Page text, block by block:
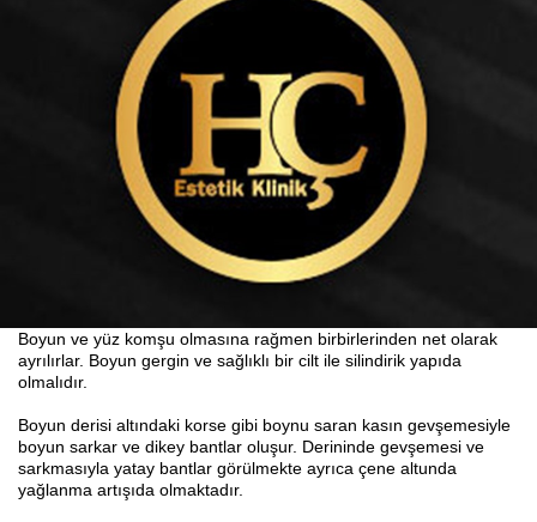
Boyun ve yüz komşu olmasına rağmen birbirlerinden net olarak
ayrılırlar. Boyun gergin ve sağlıklı bir cilt ile silindirik yapıda
olmalıdır.
Boyun derisi altındaki korse gibi boynu saran kasın gevşemesiyle
boyun sarkar ve dikey bantlar oluşur. Derininde gevşemesi ve
sarkmasıyla yatay bantlar görülmekte ayrıca çene altunda
yağlanma artışıda olmaktadır.